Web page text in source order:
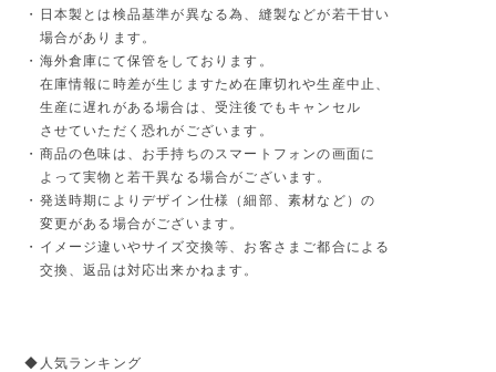
・日本製とは検品基準が異なる為、縫製などが若干甘い
場合があります。
・海外倉庫にて保管をしております。
在庫情報に時差が生じますため在庫切れや生産中止、
生産に遅れがある場合は、受注後でもキャンセル
させていただく恐れがございます。
・商品の色味は、お手持ちのスマートフォンの画面に
よって実物と若干異なる場合がございます。
・発送時期によりデザイン仕様（細部、素材など）の
変更がある場合がございます。
・イメージ違いやサイズ交換等、お客さまご都合による
交換、返品は対応出来かねます。
◆人気ランキング